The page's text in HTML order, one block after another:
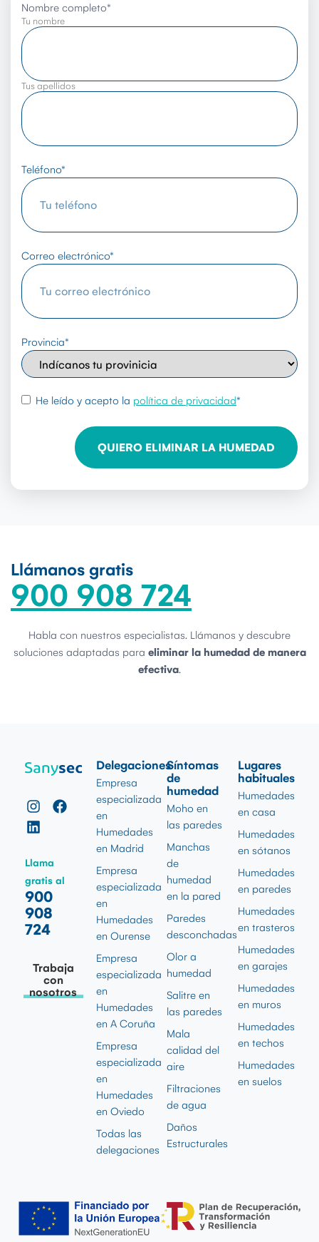
Nombre completo*
Tu nombre
Tus apellidos
Teléfono*
Correo electrónico*
Provincia*
rgpd*
He leído y acepto la política de privacidad*
Llámanos gratis
900 908 724
Habla con nuestros especialistas. Llámanos y descubre
soluciones adaptadas para eliminar la humedad de manera
efectiva.
Llama
gratis al
900
908
724
Trabaja
con
nosotros
Delegaciones
Empresa
especializada
en
Humedades
en Madrid
Empresa
especializada
en
Humedades
en Ourense
Empresa
especializada
en
Humedades
en A Coruña
Empresa
especializada
en
Humedades
en Oviedo
Todas las
delegaciones
Síntomas
de
humedad
Moho en
las paredes
Manchas
de
humedad
en la pared
Paredes
desconchadas
Olor a
humedad
Salitre en
las paredes
Mala
calidad del
aire
Filtraciones
de agua
Daños
Estructurales
Lugares
habituales
Humedades
en casa
Humedades
en sótanos
Humedades
en paredes
Humedades
en trasteros
Humedades
en garajes
Humedades
en muros
Humedades
en techos
Humedades
en suelos